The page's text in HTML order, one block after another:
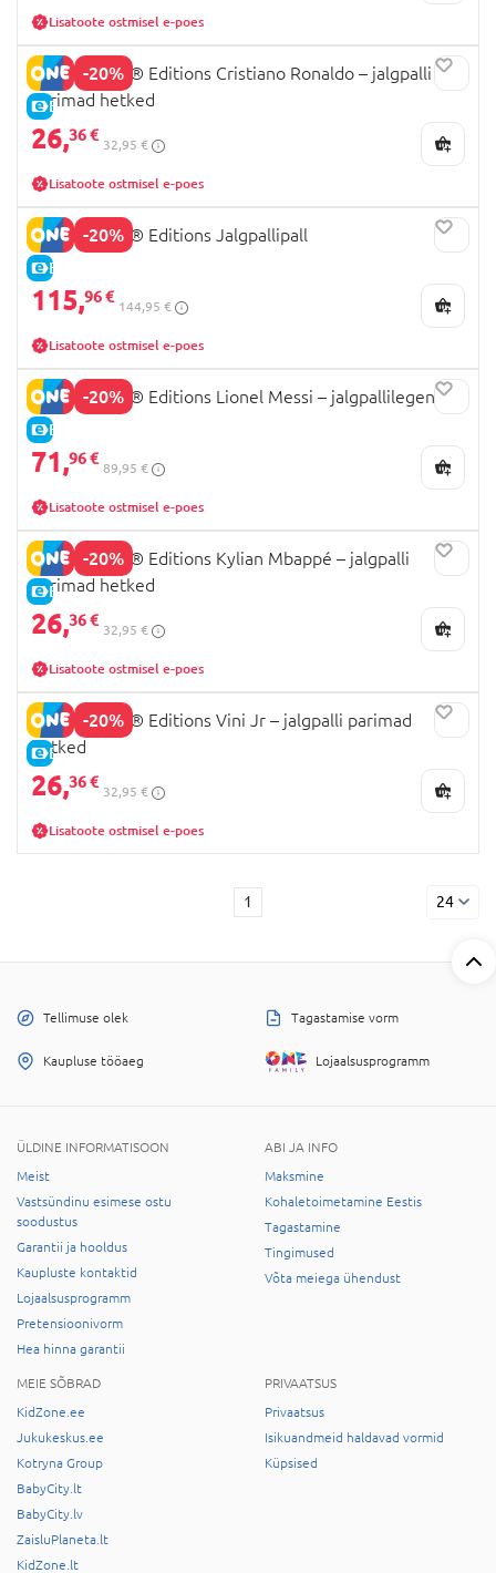
Lisatoote ostmisel e-poes
-20%
E-HIND
43012 LEGO® Editions Cristiano Ronaldo – jalgpalli
parimad hetked
26,36 €
32,95 €
Lisatoote ostmisel e-poes
-20%
E-HIND
43019 LEGO® Editions Jalgpallipall
115,96 €
144,95 €
Lisatoote ostmisel e-poes
-20%
E-HIND
43015 LEGO® Editions Lionel Messi – jalgpallilegend
71,96 €
89,95 €
Lisatoote ostmisel e-poes
-20%
E-HIND
43013 LEGO® Editions Kylian Mbappé – jalgpalli
parimad hetked
26,36 €
32,95 €
Lisatoote ostmisel e-poes
-20%
E-HIND
43027 LEGO® Editions Vini Jr – jalgpalli parimad
hetked
26,36 €
32,95 €
Lisatoote ostmisel e-poes
1 24
Tellimuse olek Tagastamise vorm
Kaupluse tööaeg Lojaalsusprogramm
ÜLDINE INFORMATISOON
Meist
Vastsündinu esimese ostu
soodustus
Garantii ja hooldus
Kaupluste kontaktid
Lojaalsusprogramm
Pretensioonivorm
Hea hinna garantii
ABI JA INFO
Maksmine
Kohaletoimetamine Eestis
Tagastamine
Tingimused
Võta meiega ühendust
MEIE SÕBRAD
KidZone.ee
Jukukeskus.ee
Kotryna Group
BabyCity.lt
BabyCity.lv
ZaisluPlaneta.lt
KidZone.lt
PRIVAATSUS
Privaatsus
Isikuandmeid haldavad vormid
Küpsised